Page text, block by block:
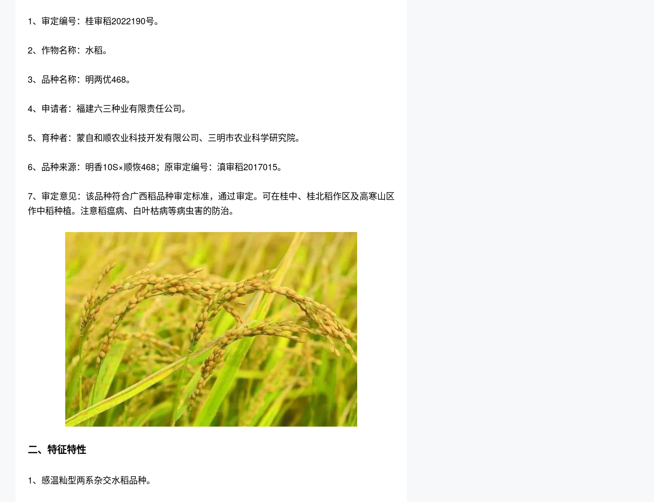
1、审定编号：桂审稻2022190号。
2、作物名称：水稻。
3、品种名称：明两优468。
4、申请者：福建六三种业有限责任公司。
5、育种者：蒙自和顺农业科技开发有限公司、三明市农业科学研究院。
6、品种来源：明香10S×顺恢468；原审定编号：滇审稻2017015。
7、审定意见：该品种符合广西稻品种审定标准，通过审定。可在桂中、桂北稻作区及高寒山区
作中稻种植。注意稻瘟病、白叶枯病等病虫害的防治。
二、特征特性
1、感温籼型两系杂交水稻品种。